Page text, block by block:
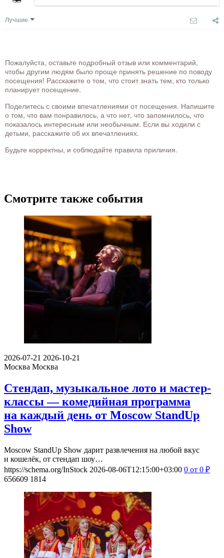
Лучшие
Пожалуйста, оставьте подробный отзыв или комментарий,
чтобы другим людям было проще принять решение по поводу
посещения! Расскажите о том, что стоит знать тем, кто только
планирует посещение.
Поделитесь с своими впечатлениями от посещения. Напишите
о том, что вам понравилось, а что нет, что запомнилось, что
показалось интересным или необычным. Если вы ходили с
детьми, расскажите об их впечатлениях.
Будьте корректны, и соблюдайте правила приличия.
Смотрите также события
2026-07-21 2026-10-21
Москва Москва
Стендап, музыкальное лото и мастер-
классы — комедийная программа
на каждый день от Moscow StandUp
Show
Moscow StandUp Show дарит развлечения на любой вкус
и кошелёк, от стендап шоу…
https://schema.org/InStock 2026-08-06T12:15:00+03:00 0 от 0 ₽
656609 1814